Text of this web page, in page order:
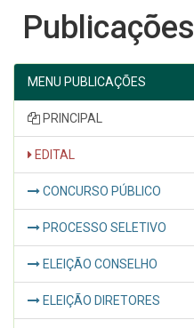
Publicações
MENU PUBLICAÇÕES
PRINCIPAL
EDITAL
CONCURSO PÚBLICO
PROCESSO SELETIVO
ELEIÇÃO CONSELHO
ELEIÇÃO DIRETORES